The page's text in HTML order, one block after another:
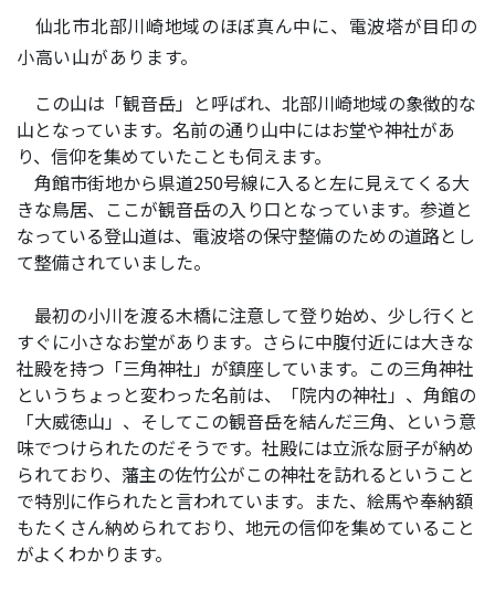
仙北市北部川崎地域のほぼ真ん中に、電波塔が目印の
小高い山があります。
この山は「観音岳」と呼ばれ、北部川崎地域の象徴的な
山となっています。名前の通り山中にはお堂や神社があ
り、信仰を集めていたことも伺えます。
角館市街地から県道250号線に入ると左に見えてくる大
きな鳥居、ここが観音岳の入り口となっています。参道と
なっている登山道は、電波塔の保守整備のための道路とし
て整備されていました。
最初の小川を渡る木橋に注意して登り始め、少し行くと
すぐに小さなお堂があります。さらに中腹付近には大きな
社殿を持つ「三角神社」が鎮座しています。この三角神社
というちょっと変わった名前は、「院内の神社」、角館の
「大威徳山」、そしてこの観音岳を結んだ三角、という意
味でつけられたのだそうです。社殿には立派な厨子が納め
られており、藩主の佐竹公がこの神社を訪れるということ
で特別に作られたと言われています。また、絵馬や奉納額
もたくさん納められており、地元の信仰を集めていること
がよくわかります。